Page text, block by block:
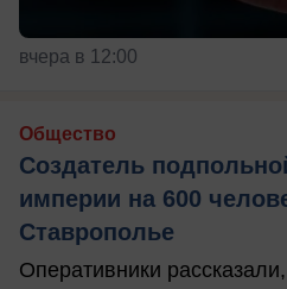
вчера в 12:00
Общество
Создатель
империи на 600
Ставрополье
Оперативники